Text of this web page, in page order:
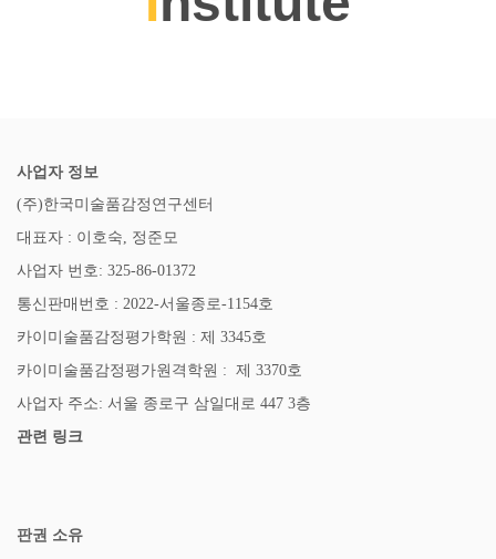
사업자 정보
(주)한국미술품감정연구센터
대표자 : 이호숙, 정준모
사업자 번호: 325-86-01372
통신판매번호 : 2022-서울종로-1154호
카이미술품감정평가학원 : 제 3345호
카이미술품감정평가원격학원 : 제 3370호
사업자 주소: 서울 종로구 삼일대로 447 3층
관련 링크
판권 소유